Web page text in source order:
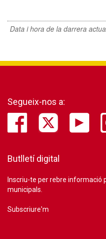
Data i hora de la darrera
Segueix-nos a:
Butlletí digital
Inscriu-te per rebre informació
municipals.
Subscriure'm